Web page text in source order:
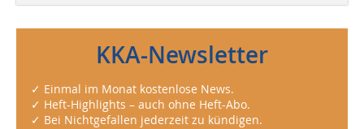
KKA-Newsletter
✓ Einmal im Monat kostenlose News.
✓ Heft-Highlights – auch ohne Heft-Abo.
✓ Bei Nichtgefallen jederzeit zu kündigen.